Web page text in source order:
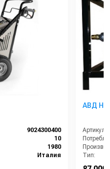
9024300400
10
1980
Италия
АВД
Артикул:
Тип: